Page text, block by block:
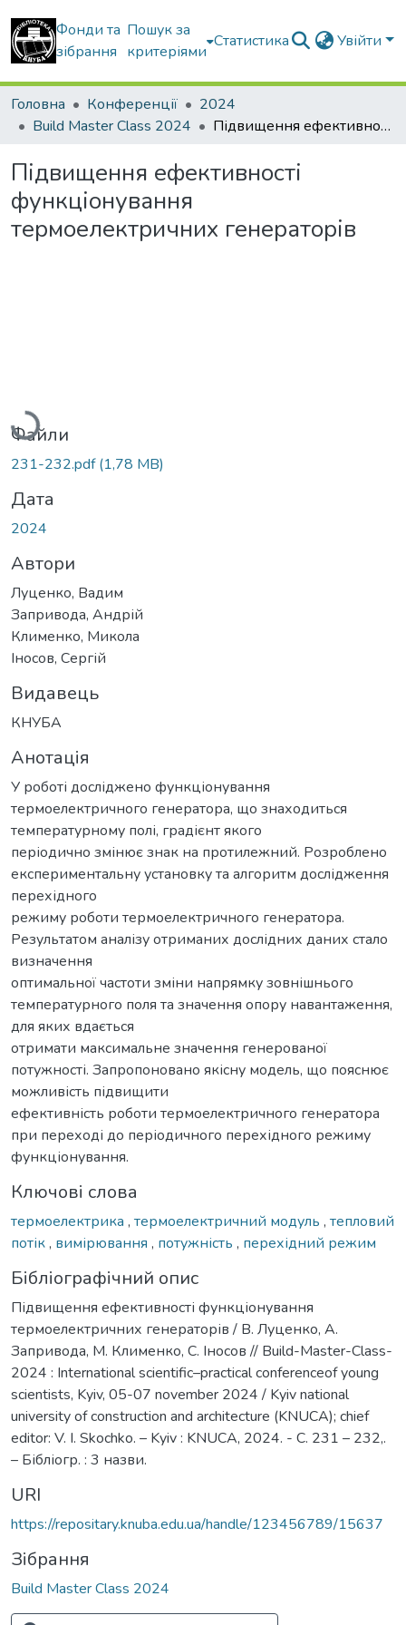
Фонди та
зібрання
Пошук за
критеріями
Статистика Увійти
Головна Конференції
2024
Build Master Class 2024
Підвищення ефективності функціонування термоелектричних генераторів
Підвищення ефективності
функціонування
термоелектричних генераторів
Вантажиться...
Файли
231-232.pdf(1,78 MB)
Дата
2024
Автори
Луценко, Вадим
Запривода, Андрій
Клименко, Микола
Іносов, Сергій
Видавець
КНУБА
Анотація
У роботі досліджено функціонування
термоелектричного генератора, що знаходиться
температурному полі, градієнт якого
періодично змінює знак на протилежний. Розроблено
експериментальну установку та алгоритм дослідження
перехідного
режиму роботи термоелектричного генератора.
Результатом аналізу отриманих дослідних даних стало
визначення
оптимальної частоти зміни напрямку зовнішнього
температурного поля та значення опору навантаження,
для яких вдається
отримати максимальне значення генерованої
потужності. Запропоновано якісну модель, що пояснює
можливість підвищити
ефективність роботи термоелектричного генератора
при переході до періодичного перехідного режиму
функціонування.
Ключові слова
термоелектрика , термоелектричний модуль , тепловий
потік, вимірювання , потужність , перехідний режим
Бібліографічний опис
Підвищення ефективності функціонування
термоелектричних генераторів / В. Луценко, А.
Запривода, М. Клименко, С. Іносов // Build-Master-Class-
2024 : International scientific–practical conferenceof young
scientists, Kyiv, 05-07 november 2024 / Kyiv national
university of construction and architecture (KNUCA); chief
editor: V. I. Skochko. – Kyiv : KNUCA, 2024. - С. 231 – 232,.
– Бібліогр. : 3 назви.
URI
https://repositary.knuba.edu.ua/handle/123456789/15637
Зібрання
Build Master Class 2024